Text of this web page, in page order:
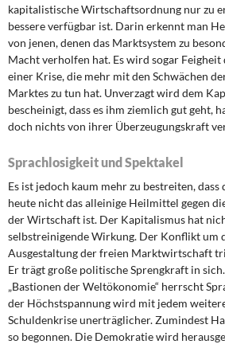
kapitalistische Wirtschaftsordnung nur zu
bessere verfügbar ist. Darin erkennt man
von jenen, denen das Marktsystem zu
Macht verholfen hat. Es wird sogar
einer Krise, die mehr mit den Schwächen
Marktes zu tun hat. Unverzagt wird dem
bescheinigt, dass es ihm ziemlich gut geht,
doch nichts von ihrer Überzeugungskraft
Sprachlosigkeit und Spektakel
Es ist jedoch kaum mehr zu bestreiten,
heute nicht das alleinige Heilmittel gegen
der Wirtschaft ist. Der Kapitalismus hat
selbstreinigende Wirkung. Der Konflikt um
Ausgestaltung der freien Marktwirtschaft
Er trägt große politische Sprengkraft in
„Bastionen der Weltökonomie“ herrscht
der Höchstspannung wird mit jedem
Schuldenkrise unerträglicher. Zumindest
so begonnen. Die Demokratie wird